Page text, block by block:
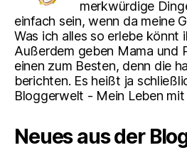
merkwürdige
einfach sein, wenn da meine
Was ich alles so erlebe könnt
Außerdem geben Mama und
einen zum Besten, denn die
berichten. Es heißt ja
Bloggerwelt - Mein Leben
Neues aus der